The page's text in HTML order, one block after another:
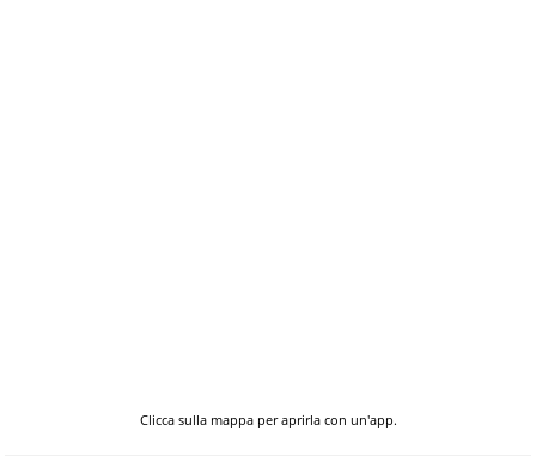
Clicca sulla mappa per aprirla con un'app.